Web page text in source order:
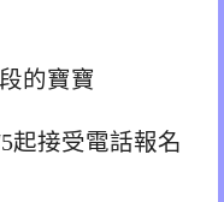
的寶寶
起接受電話報名